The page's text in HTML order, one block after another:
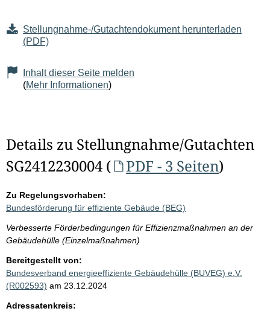
Stellungnahme-/Gutachtendokument herunterladen
(PDF)
Inhalt dieser Seite melden
(Mehr Informationen)
Details zu Stellungnahme/Gutachten
SG2412230004 (
PDF - 3 Seiten)
Zu Regelungsvorhaben:
Bundesförderung für effiziente Gebäude (BEG)
Verbesserte Förderbedingungen für Effizienzmaßnahmen an der
Gebäudehülle (Einzelmaßnahmen)
Bereitgestellt von:
Bundesverband energieeffiziente Gebäudehülle (BUVEG) e.V.
(R002593) am 23.12.2024
Adressatenkreis: